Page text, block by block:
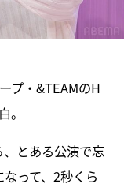
プ・&TEAMのH
。
、とある公演で忘
って、2秒くら